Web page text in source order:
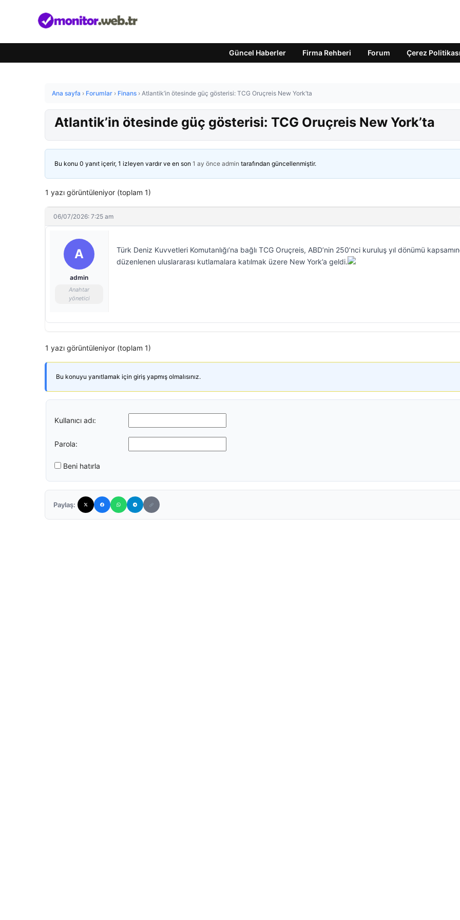
Güncel Haberler Firma Rehberi Forum Çerez Politikası
Ana sayfa › Forumlar › Finans › Atlantik’in ötesinde güç gösterisi: TCG Oruçreis New York’ta
Atlantik’in ötesinde güç gösterisi: TCG Oruçreis New York’ta
Bu konu 0 yanıt içerir, 1 izleyen vardır ve en son 1 ay önce admin tarafından güncellenmiştir.
1 yazı görüntüleniyor (toplam 1)
06/07/2026: 7:25 am
A
admin
Anahtar
yönetici
Türk Deniz Kuvvetleri Komutanlığı’na bağlı TCG Oruçreis, ABD’nin 250’nci kuruluş yıl dönümü
düzenlenen uluslararası kutlamalara katılmak üzere New York’a geldi.
1 yazı görüntüleniyor (toplam 1)
Bu konuyu yanıtlamak için giriş yapmış olmalısınız.
Kullanıcı adı:
Parola:
Beni hatırla
Paylaş: